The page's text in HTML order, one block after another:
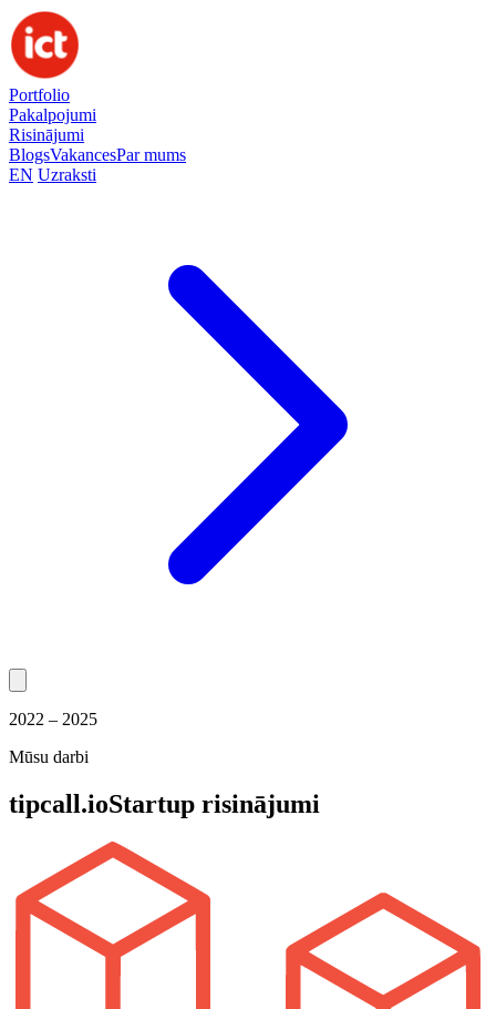
Portfolio
Pakalpojumi
Risinājumi
BlogsVakancesPar mums
EN Uzraksti
2022 – 2025
Mūsu darbi
tipcall.ioStartup risinājumi